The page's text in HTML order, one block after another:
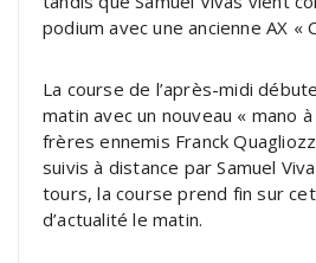
podium avec une ancienne AX «
La course de l’après-midi
matin avec un nouveau « mano
frères ennemis Franck
suivis à distance par Samuel
tours, la course prend fin sur
d’actualité le matin.